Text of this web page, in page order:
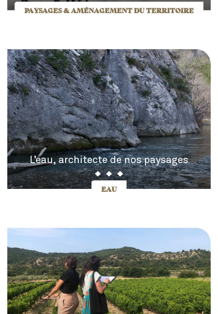
PAYSAGES & AMÉNAGEMENT DU TERRITOIRE
L’eau, architecte de nos paysages
EAU